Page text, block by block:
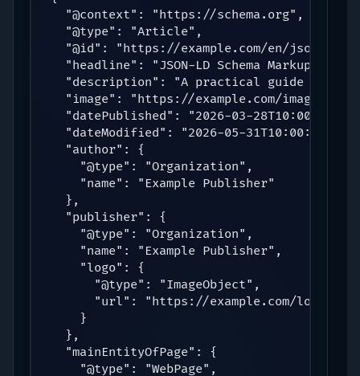
  "@context": "https://schema.org",
  "@type": "Article",
"@id": "https://example.com/en/json-ld-
"headline": "JSON-LD Schema Markup
"description": "A practical guide to
"image": "https://example.com/images/
"datePublished": "2026-03-
"dateModified": "2026-05-
  "author": {
    "@type": "Organization",
    "name": "Example Publisher"
  },
  "publisher": {
    "@type": "Organization",
    "name": "Example Publisher",
    "logo": {
      "@type": "ImageObject",
"url": "https://example.com/
    }
  },
  "mainEntityOfPage": {
    "@type": "WebPage",